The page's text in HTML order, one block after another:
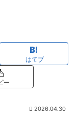
はてブ
ー
2026.04.30